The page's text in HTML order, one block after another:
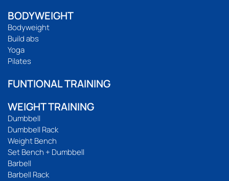
BODYWEIGHT
Bodyweight
Build abs
Yoga
Pilates
FUNTIONAL TRAINING
WEIGHT TRAINING
Dumbbell
Dumbbell Rack
Weight Bench
Set Bench + Dumbbell
Barbell
Barbell Rack